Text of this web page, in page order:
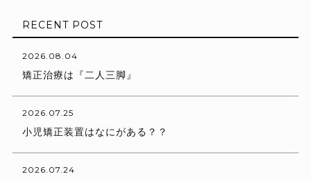
RECENT POST
2026.08.04
矯正治療は『二人三脚』
2026.07.25
小児矯正装置はなにがある？？
2026.07.24